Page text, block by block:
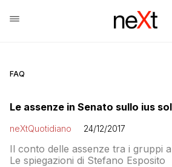
FAQ
Le assenze in Senato sullo ius
neXtQuotidiano 24/12/2017
Il conto delle assenze tra i gruppi
Le spiegazioni di Stefano Esposito